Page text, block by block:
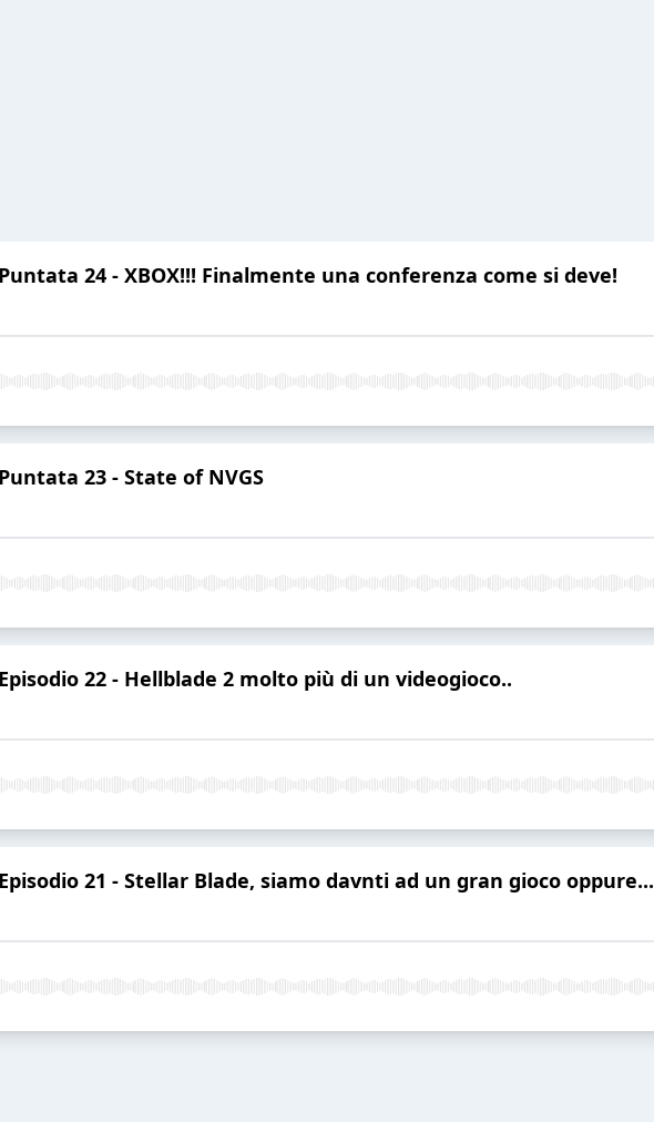
24 - XBOX!!! Finalmente una conferenza come si deve!
23 - State of NVGS
22 - Hellblade 2 molto più di un videogioco..
21 - Stellar Blade, siamo davnti ad un gran gioco oppure...